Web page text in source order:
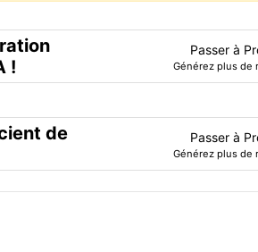
!
Passer à
Générez plus de
de
Passer à
Générez plus de